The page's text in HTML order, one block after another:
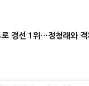
경선 1위…정청래와